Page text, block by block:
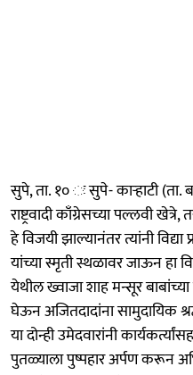
सुपे, ता. १० ः सुपे- काऱ्हाटी (ता.
राष्ट्रवादी काँग्रेसच्या पल्लवी
हे विजयी झाल्यानंतर त्यांनी विद्या
यांच्या स्मृती स्थळावर जाऊन हा
येथील ख्वाजा शाह मन्सूर बाबांच्या
घेऊन अजितदादांना सामुदायिक
या दोन्ही उमेदवारांनी
पुतळ्याला पुष्पहार अर्पण करून